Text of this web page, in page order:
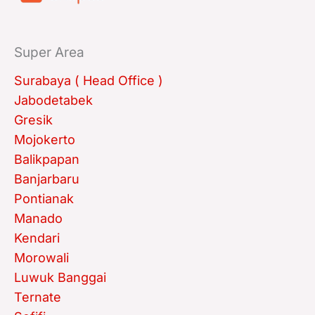
Super Area
Surabaya ( Head Office )
Jabodetabek
Gresik
Mojokerto
Balikpapan
Banjarbaru
Pontianak
Manado
Kendari
Morowali
Luwuk Banggai
Ternate